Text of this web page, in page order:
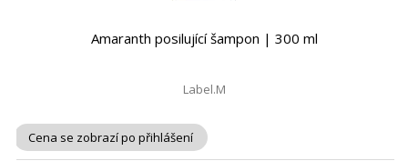
Amaranth posilující šampon | 300 ml
Label.M
Cena se zobrazí po přihlášení